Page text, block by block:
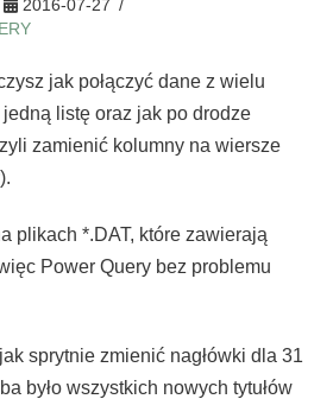
2016-07-27
jak połączyć dane z wielu
listę oraz jak po drodze
zamienić kolumny na wiersze
plikach *.DAT, które zawierają
Power Query bez problemu
sprytnie zmienić nagłówki dla 31
było wszystkich nowych tytułów